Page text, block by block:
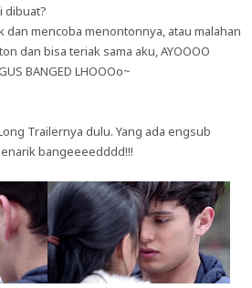
dibuat?
dan mencoba menontonnya, atau malahan
dan bisa teriak sama aku, AYOOOO
BANGED LHOOOo~
Trailernya dulu. Yang ada engsub
bangeeeedddd!!!